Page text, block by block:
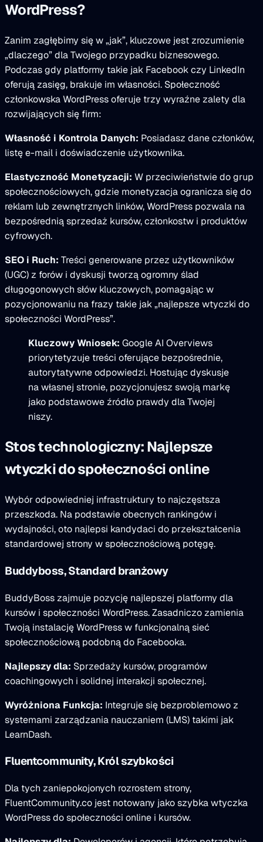
WordPress?
Zanim zagłębimy się w „jak”, kluczowe jest zrozumienie
„dlaczego” dla Twojego przypadku biznesowego.
Podczas gdy platformy takie jak Facebook czy LinkedIn
oferują zasięg, brakuje im własności. Społeczność
członkowska WordPress oferuje trzy wyraźne zalety dla
rozwijających się firm:
Własność i Kontrola Danych: Posiadasz dane członków,
listę e-mail i doświadczenie użytkownika.
Elastyczność Monetyzacji: W przeciwieństwie do grup
społecznościowych, gdzie monetyzacja ogranicza się do
reklam lub zewnętrznych linków, WordPress pozwala na
bezpośrednią sprzedaż kursów, członkostw i produktów
cyfrowych.
SEO i Ruch: Treści generowane przez użytkowników
(UGC) z forów i dyskusji tworzą ogromny ślad
długogonowych słów kluczowych, pomagając w
pozycjonowaniu na frazy takie jak „najlepsze wtyczki do
społeczności WordPress”.
Kluczowy Wniosek: Google AI Overviews
priorytetyzuje treści oferujące bezpośrednie,
autorytatywne odpowiedzi. Hostując dyskusje
na własnej stronie, pozycjonujesz swoją markę
jako podstawowe źródło prawdy dla Twojej
niszy.
Stos technologiczny: Najlepsze
wtyczki do społeczności online
Wybór odpowiedniej infrastruktury to najczęstsza
przeszkoda. Na podstawie obecnych rankingów i
wydajności, oto najlepsi kandydaci do przekształcenia
standardowej strony w społecznościową potęgę.
Buddyboss, Standard branżowy
BuddyBoss zajmuje pozycję najlepszej platformy dla
kursów i społeczności WordPress. Zasadniczo zamienia
Twoją instalację WordPress w funkcjonalną sieć
społecznościową podobną do Facebooka.
Najlepszy dla: Sprzedaży kursów, programów
coachingowych i solidnej interakcji społecznej.
Wyróżniona Funkcja: Integruje się bezproblemowo z
systemami zarządzania nauczaniem (LMS) takimi jak
LearnDash.
Fluentcommunity, Król szybkości
Dla tych zaniepokojonych rozrostem strony,
FluentCommunity.co jest notowany jako szybka wtyczka
WordPress do społeczności online i kursów.